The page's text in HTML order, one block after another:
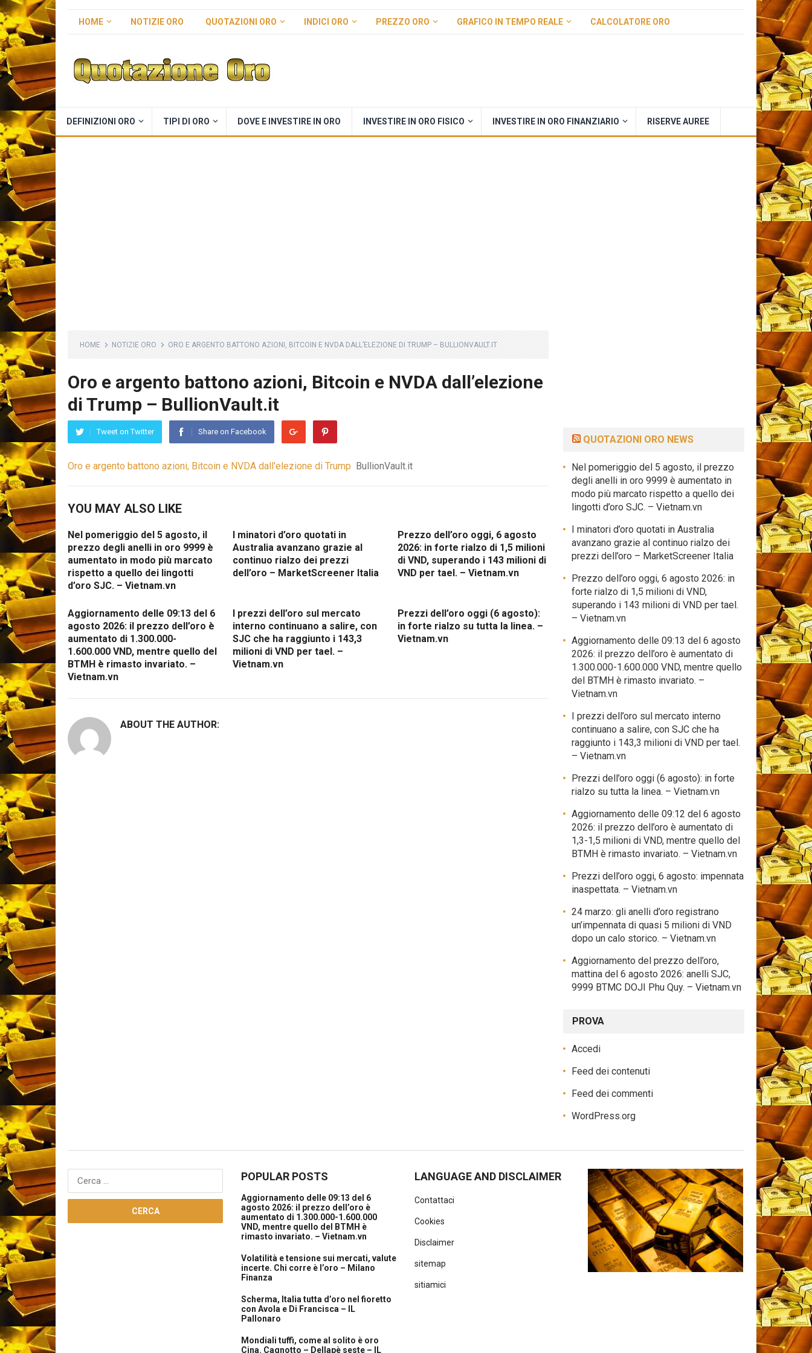
HOME NOTIZIE ORO QUOTAZIONI ORO INDICI ORO PREZZO ORO GRAFICO IN TEMPO REALE CALCOLATORE ORO
DEFINIZIONI ORO TIPI DI ORO DOVE E INVESTIRE IN ORO INVESTIRE IN ORO FISICO INVESTIRE IN ORO FINANZIARIO RISERVE AUREE
HOME NOTIZIE ORO ORO E ARGENTO BATTONO AZIONI, BITCOIN E NVDA DALL’ELEZIONE DI TRUMP – BULLIONVAULT.IT
Oro e argento battono azioni, Bitcoin e NVDA dall’elezione
di Trump – BullionVault.it
Tweet on Twitter Share on Facebook
Oro e argento battono azioni, Bitcoin e NVDA dall'elezione di Trump BullionVault.it
YOU MAY ALSO LIKE
Nel pomeriggio del 5 agosto, il
prezzo degli anelli in oro 9999 è
aumentato in modo più marcato
rispetto a quello dei lingotti
d’oro SJC. – Vietnam.vn
I minatori d’oro quotati in
Australia avanzano grazie al
continuo rialzo dei prezzi
dell’oro – MarketScreener Italia
Prezzo dell’oro oggi, 6 agosto
2026: in forte rialzo di 1,5 milioni
di VND, superando i 143 milioni di
VND per tael. – Vietnam.vn
Aggiornamento delle 09:13 del 6
agosto 2026: il prezzo dell’oro è
aumentato di 1.300.000-
1.600.000 VND, mentre quello del
BTMH è rimasto invariato. –
Vietnam.vn
I prezzi dell’oro sul mercato
interno continuano a salire, con
SJC che ha raggiunto i 143,3
milioni di VND per tael. –
Vietnam.vn
Prezzi dell’oro oggi (6 agosto):
in forte rialzo su tutta la linea. –
Vietnam.vn
ABOUT THE AUTHOR:
QUOTAZIONI ORO NEWS
Nel pomeriggio del 5 agosto, il prezzo
degli anelli in oro 9999 è aumentato in
modo più marcato rispetto a quello dei
lingotti d’oro SJC. – Vietnam.vn
I minatori d’oro quotati in Australia
avanzano grazie al continuo rialzo dei
prezzi dell’oro – MarketScreener Italia
Prezzo dell’oro oggi, 6 agosto 2026: in
forte rialzo di 1,5 milioni di VND,
superando i 143 milioni di VND per tael.
– Vietnam.vn
Aggiornamento delle 09:13 del 6 agosto
2026: il prezzo dell’oro è aumentato di
1.300.000-1.600.000 VND, mentre quello
del BTMH è rimasto invariato. –
Vietnam.vn
I prezzi dell’oro sul mercato interno
continuano a salire, con SJC che ha
raggiunto i 143,3 milioni di VND per tael.
– Vietnam.vn
Prezzi dell’oro oggi (6 agosto): in forte
rialzo su tutta la linea. – Vietnam.vn
Aggiornamento delle 09:12 del 6 agosto
2026: il prezzo dell’oro è aumentato di
1,3-1,5 milioni di VND, mentre quello del
BTMH è rimasto invariato. – Vietnam.vn
Prezzi dell’oro oggi, 6 agosto: impennata
inaspettata. – Vietnam.vn
24 marzo: gli anelli d’oro registrano
un’impennata di quasi 5 milioni di VND
dopo un calo storico. – Vietnam.vn
Aggiornamento del prezzo dell’oro,
mattina del 6 agosto 2026: anelli SJC,
9999 BTMC DOJI Phu Quy. – Vietnam.vn
PROVA
Accedi
Feed dei contenuti
Feed dei commenti
WordPress.org
Ricerca
per:
POPULAR POSTS
Aggiornamento delle 09:13 del 6
agosto 2026: il prezzo dell’oro è
aumentato di 1.300.000-1.600.000
VND, mentre quello del BTMH è
rimasto invariato. – Vietnam.vn
Volatilità e tensione sui mercati, valute
incerte. Chi corre è l’oro – Milano
Finanza
Scherma, Italia tutta d’oro nel fioretto
con Avola e Di Francisca – IL
Pallonaro
Mondiali tuffi, come al solito è oro
Cina. Cagnotto – Dellapè seste – IL
LANGUAGE AND DISCLAIMER
Contattaci
Cookies
Disclaimer
sitemap
sitiamici